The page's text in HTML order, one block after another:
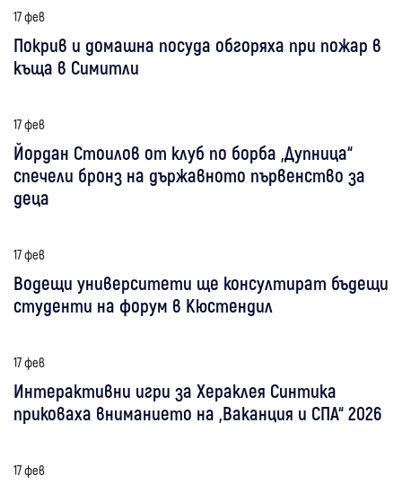
17 фев
Покрив и домашна посуда обгоряха при пожар в
къща в Симитли
17 фев
Йордан Стоилов от клуб по борба „Дупница“
спечели бронз на държавното първенство за
деца
17 фев
Водещи университети ще консултират бъдещи
студенти на форум в Кюстендил
17 фев
Интерактивни игри за Хераклея Синтика
приковаха вниманието на „Ваканция и СПА“ 2026
17 фев